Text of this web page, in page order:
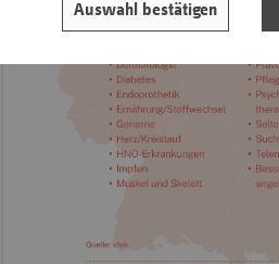
Auswahl bestätigen